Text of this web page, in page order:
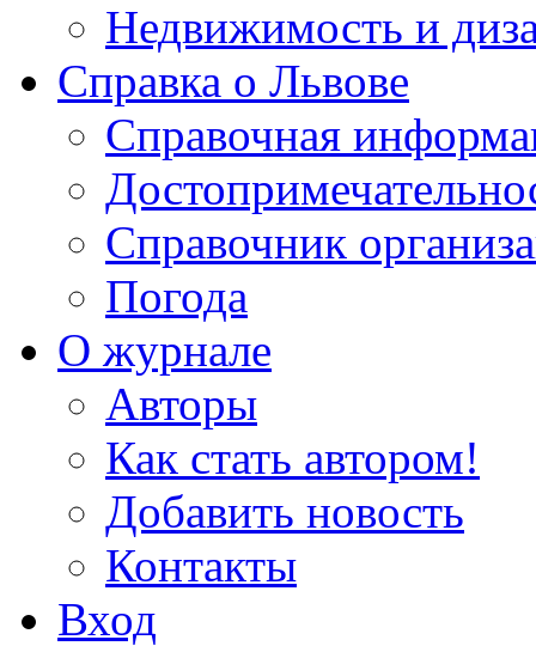
Недвижимость и
Справка о Львове
Справочная
Справочник
Погода
О журнале
Авторы
Как стать автором!
Добавить новость
Контакты
Вход